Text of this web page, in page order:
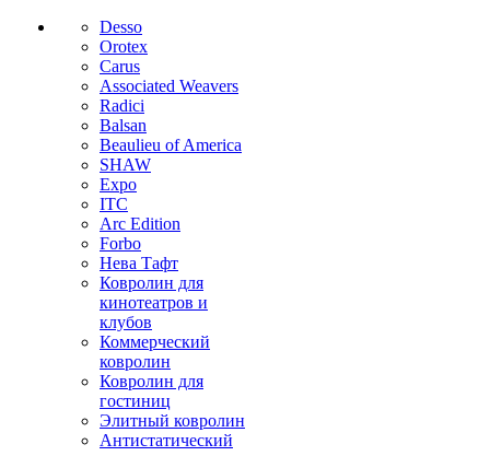
Desso
Orotex
Carus
Associated Weavers
Radici
Balsan
Beaulieu of America
SHAW
Expo
ITC
Arc Edition
Forbo
Нева Тафт
Ковролин для
кинотеатров и
клубов
Коммерческий
ковролин
Ковролин для
гостиниц
Элитный ковролин
Антистатический